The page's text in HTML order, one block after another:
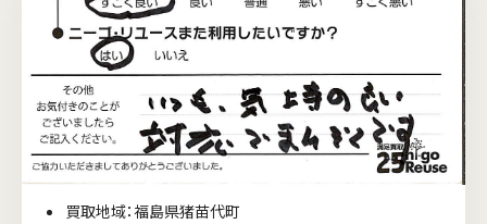
買取地域：福島県猪苗代町